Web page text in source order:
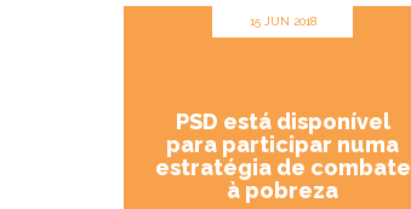
15 JUN 2018
PSD está disponível
para participar numa
estratégia de combate
à pobreza